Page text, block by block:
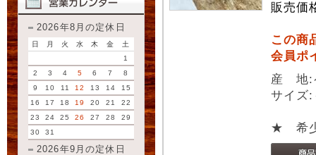
2026年8月の定休日
日 月 火 水 木 金
土
1
2
3 4 5 6 7
8
9
10 11 12 13 14
15
16
17 18 19 20 21
22
23
24 25 26 27 28
29
30
31
2026年9月の定休日
販売価
この商
会員ポ
産 地:
サイズ
★ 希